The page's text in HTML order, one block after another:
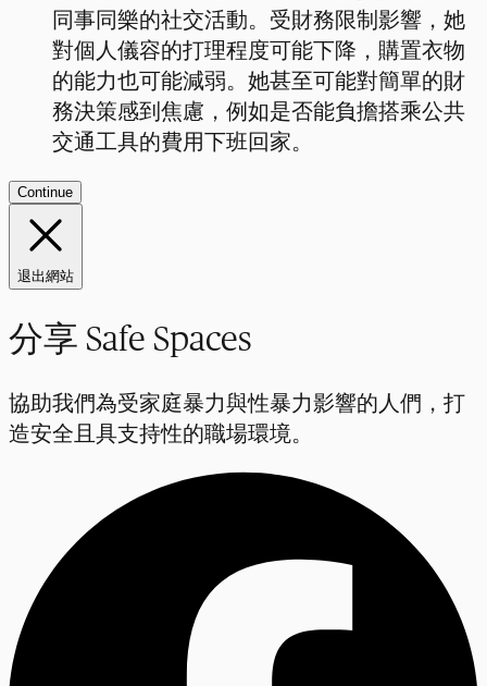
同事同樂的社交活動。受財務限制影響，她
對個人儀容的打理程度可能下降，購置衣物
的能力也可能減弱。她甚至可能對簡單的財
務決策感到焦慮，例如是否能負擔搭乘公共
交通工具的費用下班回家。
Continue
退出網站
分享 Safe Spaces
協助我們為受家庭暴力與性暴力影響的人們，打
造安全且具支持性的職場環境。